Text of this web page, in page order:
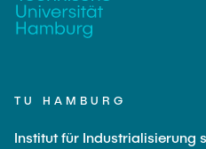
ILSC-APP
TU HAMBURG
Institut für Industrialisierung